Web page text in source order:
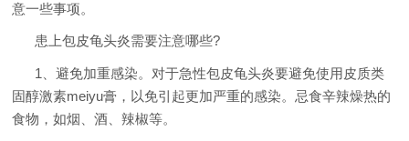
意一些事项。
患上包皮龟头炎需要注意哪些?
1、避免加重感染。对于急性包皮龟头炎要避免使用皮质类
固醇激素meiyu膏，以免引起更加严重的感染。忌食辛辣燥热的
食物，如烟、酒、辣椒等。